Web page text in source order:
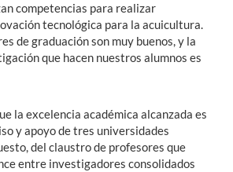
competencias para realizar
tecnológica para la acuicultura.
de graduación son muy buenos, y la
que hacen nuestros alumnos es
la excelencia académica alcanzada es
y apoyo de tres universidades
del claustro de profesores que
entre investigadores consolidados